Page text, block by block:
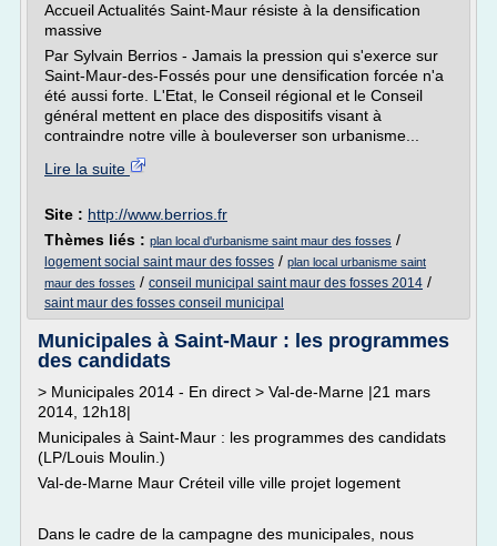
Accueil Actualités Saint-Maur résiste à la densification
massive
Par Sylvain Berrios - Jamais la pression qui s'exerce sur
Saint-Maur-des-Fossés pour une densification forcée n'a
été aussi forte. L'Etat, le Conseil régional et le Conseil
général mettent en place des dispositifs visant à
contraindre notre ville à bouleverser son urbanisme...
Lire la suite
Site : http://www.berrios.fr
Thèmes liés : plan local d'urbanisme saint maur des fosses /
logement social saint maur des fosses / plan local urbanisme saint
maur des fosses / conseil municipal saint maur des fosses 2014 /
saint maur des fosses conseil municipal
Municipales à Saint-Maur : les programmes
des candidats
> Municipales 2014 - En direct > Val-de-Marne |21 mars
2014, 12h18|
Municipales à Saint-Maur : les programmes des candidats
(LP/Louis Moulin.)
Val-de-Marne Maur Créteil ville ville projet logement
Dans le cadre de la campagne des municipales, nous